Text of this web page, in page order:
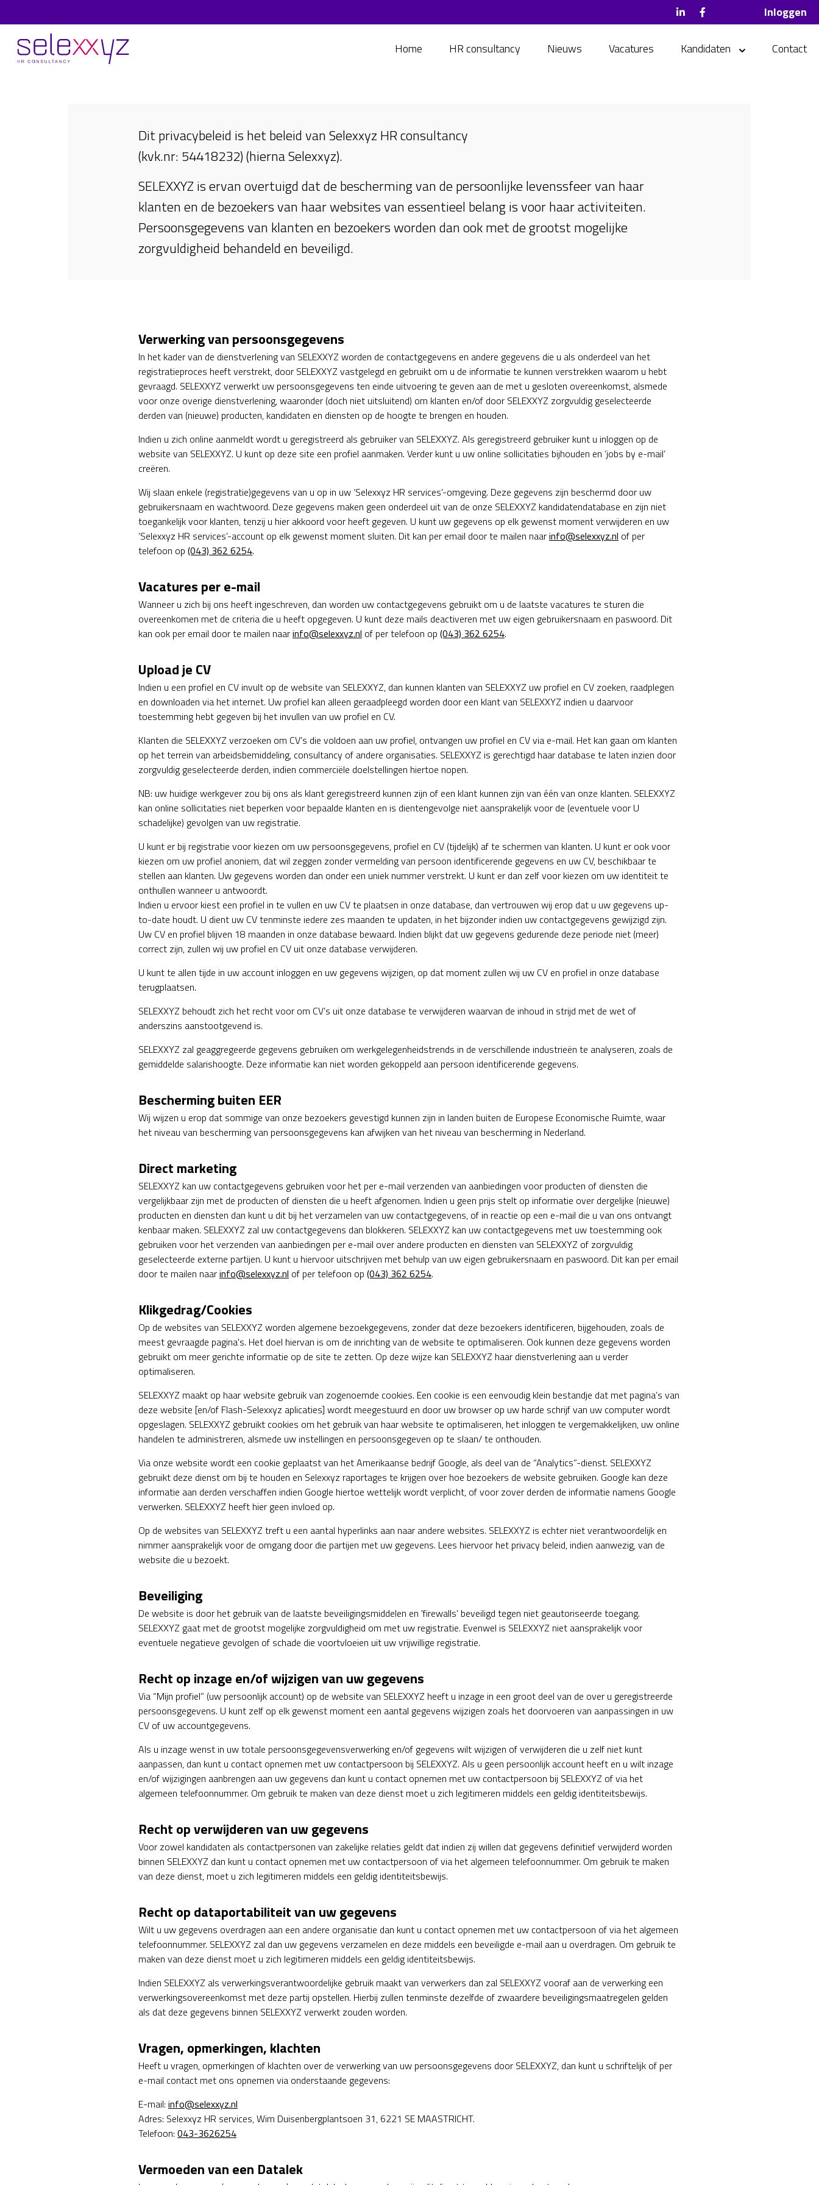
Inloggen
Home HR consultancy Nieuws Vacatures Kandidaten Contact
Dit privacybeleid is het beleid van Selexxyz HR consultancy
(kvk.nr: 54418232) (hierna Selexxyz).
SELEXXYZ is ervan overtuigd dat de bescherming van de persoonlijke levenssfeer van haar
klanten en de bezoekers van haar websites van essentieel belang is voor haar activiteiten.
Persoonsgegevens van klanten en bezoekers worden dan ook met de grootst mogelijke
zorgvuldigheid behandeld en beveiligd.
Verwerking van persoonsgegevens
In het kader van de dienstverlening van SELEXXYZ worden de contactgegevens en andere gegevens die u als onderdeel van het
registratieproces heeft verstrekt, door SELEXXYZ vastgelegd en gebruikt om u de informatie te kunnen verstrekken waarom u hebt
gevraagd. SELEXXYZ verwerkt uw persoonsgegevens ten einde uitvoering te geven aan de met u gesloten overeenkomst, alsmede
voor onze overige dienstverlening, waaronder (doch niet uitsluitend) om klanten en/of door SELEXXYZ zorgvuldig geselecteerde
derden van (nieuwe) producten, kandidaten en diensten op de hoogte te brengen en houden.
Indien u zich online aanmeldt wordt u geregistreerd als gebruiker van SELEXXYZ. Als geregistreerd gebruiker kunt u inloggen op de
website van SELEXXYZ. U kunt op deze site een profiel aanmaken. Verder kunt u uw online sollicitaties bijhouden en ‘jobs by e-mail’
creëren.
Wij slaan enkele (registratie)gegevens van u op in uw ‘Selexxyz HR services’-omgeving. Deze gegevens zijn beschermd door uw
gebruikersnaam en wachtwoord. Deze gegevens maken geen onderdeel uit van de onze SELEXXYZ kandidatendatabase en zijn niet
toegankelijk voor klanten, tenzij u hier akkoord voor heeft gegeven. U kunt uw gegevens op elk gewenst moment verwijderen en uw
‘Selexxyz HR services’-account op elk gewenst moment sluiten. Dit kan per email door te mailen naarinfo@selexxyz.nl of per
telefoon op (043) 362 6254.
Vacatures per e-mail
Wanneer u zich bij ons heeft ingeschreven, dan worden uw contactgegevens gebruikt om u de laatste vacatures te sturen die
overeenkomen met de criteria die u heeft opgegeven. U kunt deze mails deactiveren met uw eigen gebruikersnaam en paswoord. Dit
kan ook per email door te mailen naarinfo@selexxyz.nl of per telefoon op (043) 362 6254.
Upload je CV
Indien u een profiel en CV invult op de website van SELEXXYZ, dan kunnen klanten van SELEXXYZ uw profiel en CV zoeken, raadplegen
en downloaden via het internet. Uw profiel kan alleen geraadpleegd worden door een klant van SELEXXYZ indien u daarvoor
toestemming hebt gegeven bij het invullen van uw profiel en CV.
Klanten die SELEXXYZ verzoeken om CV’s die voldoen aan uw profiel, ontvangen uw profiel en CV via e-mail. Het kan gaan om klanten
op het terrein van arbeidsbemiddeling, consultancy of andere organisaties. SELEXXYZ is gerechtigd haar database te laten inzien door
zorgvuldig geselecteerde derden, indien commerciële doelstellingen hiertoe nopen.
NB: uw huidige werkgever zou bij ons als klant geregistreerd kunnen zijn of een klant kunnen zijn van één van onze klanten. SELEXXYZ
kan online sollicitaties niet beperken voor bepaalde klanten en is dientengevolge niet aansprakelijk voor de (eventuele voor U
schadelijke) gevolgen van uw registratie.
U kunt er bij registratie voor kiezen om uw persoonsgegevens, profiel en CV (tijdelijk) af te schermen van klanten. U kunt er ook voor
kiezen om uw profiel anoniem, dat wil zeggen zonder vermelding van persoon identificerende gegevens en uw CV, beschikbaar te
stellen aan klanten. Uw gegevens worden dan onder een uniek nummer verstrekt. U kunt er dan zelf voor kiezen om uw identiteit te
onthullen wanneer u antwoordt.
Indien u ervoor kiest een profiel in te vullen en uw CV te plaatsen in onze database, dan vertrouwen wij erop dat u uw gegevens up-
to-date houdt. U dient uw CV tenminste iedere zes maanden te updaten, in het bijzonder indien uw contactgegevens gewijzigd zijn.
Uw CV en profiel blijven 18 maanden in onze database bewaard. Indien blijkt dat uw gegevens gedurende deze periode niet (meer)
correct zijn, zullen wij uw profiel en CV uit onze database verwijderen.
U kunt te allen tijde in uw account inloggen en uw gegevens wijzigen, op dat moment zullen wij uw CV en profiel in onze database
terugplaatsen.
SELEXXYZ behoudt zich het recht voor om CV’s uit onze database te verwijderen waarvan de inhoud in strijd met de wet of
anderszins aanstootgevend is.
SELEXXYZ zal geaggregeerde gegevens gebruiken om werkgelegenheidstrends in de verschillende industrieën te analyseren, zoals de
gemiddelde salarishoogte. Deze informatie kan niet worden gekoppeld aan persoon identificerende gegevens.
Bescherming buiten EER
Wij wijzen u erop dat sommige van onze bezoekers gevestigd kunnen zijn in landen buiten de Europese Economische Ruimte, waar
het niveau van bescherming van persoonsgegevens kan afwijken van het niveau van bescherming in Nederland.
Direct marketing
SELEXXYZ kan uw contactgegevens gebruiken voor het per e-mail verzenden van aanbiedingen voor producten of diensten die
vergelijkbaar zijn met de producten of diensten die u heeft afgenomen. Indien u geen prijs stelt op informatie over dergelijke (nieuwe)
producten en diensten dan kunt u dit bij het verzamelen van uw contactgegevens, of in reactie op een e-mail die u van ons ontvangt
kenbaar maken. SELEXXYZ zal uw contactgegevens dan blokkeren. SELEXXYZ kan uw contactgegevens met uw toestemming ook
gebruiken voor het verzenden van aanbiedingen per e-mail over andere producten en diensten van SELEXXYZ of zorgvuldig
geselecteerde externe partijen. U kunt u hiervoor uitschrijven met behulp van uw eigen gebruikersnaam en paswoord. Dit kan per email
door te mailen naarinfo@selexxyz.nl of per telefoon op (043) 362 6254.
Klikgedrag/Cookies
Op de websites van SELEXXYZ worden algemene bezoekgegevens, zonder dat deze bezoekers identificeren, bijgehouden, zoals de
meest gevraagde pagina's. Het doel hiervan is om de inrichting van de website te optimaliseren. Ook kunnen deze gegevens worden
gebruikt om meer gerichte informatie op de site te zetten. Op deze wijze kan SELEXXYZ haar dienstverlening aan u verder
optimaliseren.
SELEXXYZ maakt op haar website gebruik van zogenoemde cookies. Een cookie is een eenvoudig klein bestandje dat met pagina’s van
deze website [en/of Flash-Selexxyz aplicaties] wordt meegestuurd en door uw browser op uw harde schrijf van uw computer wordt
opgeslagen. SELEXXYZ gebruikt cookies om het gebruik van haar website te optimaliseren, het inloggen te vergemakkelijken, uw online
handelen te administreren, alsmede uw instellingen en persoonsgegeven op te slaan/ te onthouden.
Via onze website wordt een cookie geplaatst van het Amerikaanse bedrijf Google, als deel van de “Analytics”-dienst. SELEXXYZ
gebruikt deze dienst om bij te houden en Selexxyz raportages te krijgen over hoe bezoekers de website gebruiken. Google kan deze
informatie aan derden verschaffen indien Google hiertoe wettelijk wordt verplicht, of voor zover derden de informatie namens Google
verwerken. SELEXXYZ heeft hier geen invloed op.
Op de websites van SELEXXYZ treft u een aantal hyperlinks aan naar andere websites. SELEXXYZ is echter niet verantwoordelijk en
nimmer aansprakelijk voor de omgang door die partijen met uw gegevens. Lees hiervoor het privacy beleid, indien aanwezig, van de
website die u bezoekt.
Beveiliging
De website is door het gebruik van de laatste beveiligingsmiddelen en 'firewalls' beveiligd tegen niet geautoriseerde toegang.
SELEXXYZ gaat met de grootst mogelijke zorgvuldigheid om met uw registratie. Evenwel is SELEXXYZ niet aansprakelijk voor
eventuele negatieve gevolgen of schade die voortvloeien uit uw vrijwillige registratie.
Recht op inzage en/of wijzigen van uw gegevens
Via “Mijn profiel” (uw persoonlijk account) op de website van SELEXXYZ heeft u inzage in een groot deel van de over u geregistreerde
persoonsgegevens. U kunt zelf op elk gewenst moment een aantal gegevens wijzigen zoals het doorvoeren van aanpassingen in uw
CV of uw accountgegevens.
Als u inzage wenst in uw totale persoonsgegevensverwerking en/of gegevens wilt wijzigen of verwijderen die u zelf niet kunt
aanpassen, dan kunt u contact opnemen met uw contactpersoon bij SELEXXYZ. Als u geen persoonlijk account heeft en u wilt inzage
en/of wijzigingen aanbrengen aan uw gegevens dan kunt u contact opnemen met uw contactpersoon bij SELEXXYZ of via het
algemeen telefoonnummer. Om gebruik te maken van deze dienst moet u zich legitimeren middels een geldig identiteitsbewijs.
Recht op verwijderen van uw gegevens
Voor zowel kandidaten als contactpersonen van zakelijke relaties geldt dat indien zij willen dat gegevens definitief verwijderd worden
binnen SELEXXYZ dan kunt u contact opnemen met uw contactpersoon of via het algemeen telefoonnummer. Om gebruik te maken
van deze dienst, moet u zich legitimeren middels een geldig identiteitsbewijs.
Recht op dataportabiliteit van uw gegevens
Wilt u uw gegevens overdragen aan een andere organisatie dan kunt u contact opnemen met uw contactpersoon of via het algemeen
telefoonnummer. SELEXXYZ zal dan uw gegevens verzamelen en deze middels een beveiligde e-mail aan u overdragen. Om gebruik te
maken van deze dienst moet u zich legitimeren middels een geldig identiteitsbewijs.
Indien SELEXXYZ als verwerkingsverantwoordelijke gebruik maakt van verwerkers dan zal SELEXXYZ vooraf aan de verwerking een
verwerkingsovereenkomst met deze partij opstellen. Hierbij zullen tenminste dezelfde of zwaardere beveiligingsmaatregelen gelden
als dat deze gegevens binnen SELEXXYZ verwerkt zouden worden.
Vragen, opmerkingen, klachten
Heeft u vragen, opmerkingen of klachten over de verwerking van uw persoonsgegevens door SELEXXYZ, dan kunt u schriftelijk of per
e-mail contact met ons opnemen via onderstaande gegevens:
E-mail: info@selexxyz.nl
Adres: Selexxyz HR services, Wim Duisenbergplantsoen 31, 6221 SE MAASTRICHT.
Telefoon: 043-3626254
Vermoeden van een Datalek